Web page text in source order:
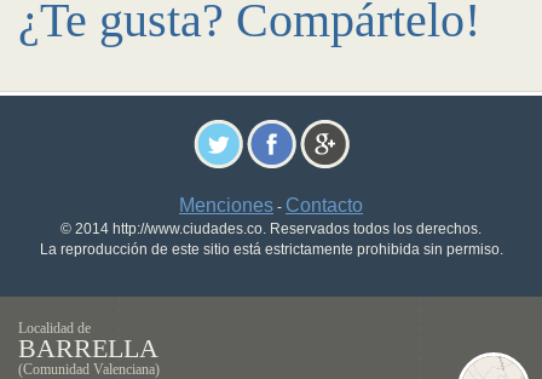
¿Te gusta? Compártelo!
Menciones - Contacto
© 2014 http://www.ciudades.co. Reservados todos los derechos.
La reproducción de este sitio está estrictamente prohibida sin permiso.
Localidad de
BARRELLA
(Comunidad Valenciana)